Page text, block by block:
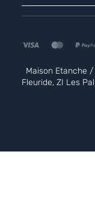
Maison Etanche /
Fleuride, ZI Les